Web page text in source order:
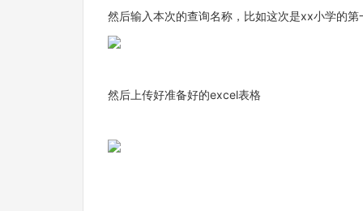
然后输入本次的查询名称，比如这次是xx小学的第
然后上传好准备好的excel表格